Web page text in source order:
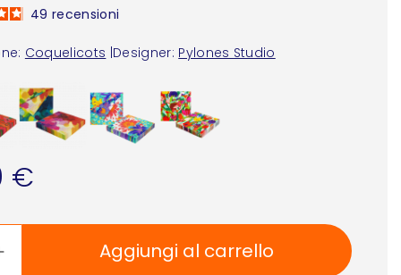
Coquelicots Designer: Pylones Studio
49 recensioni
€
Aggiungi al carrello